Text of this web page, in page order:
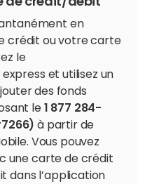
en
crédit ou votre carte
le
et utilisez un
des fonds
le1 877 284-
à partir de
Vous pouvez
une carte de crédit
dans l’application